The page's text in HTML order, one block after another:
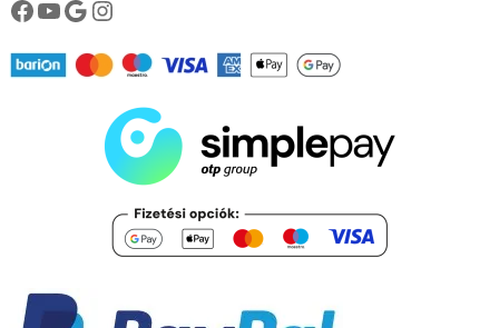
Könyvtárunk facebook oldala
Könyvtárunk YouTube csatornája
Google
Instagram